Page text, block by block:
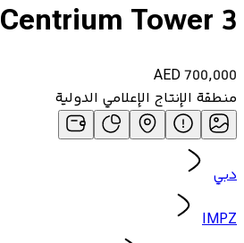
Centrium Tower 3
AED700,000
منطقة الإنتاج الإعلامي الدولية
دبي
IMPZ